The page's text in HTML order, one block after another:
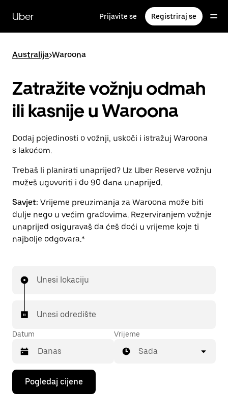
glavni
sadržaj
Uber Prijavite se Registriraj se
Australija>Waroona
Zatražite vožnju odmah
ili kasnije u Waroona
Dodaj pojedinosti o vožnji, uskoči i istražuj Waroona
s lakoćom.
Trebaš li planirati unaprijed? Uz Uber Reserve vožnju
možeš ugovoriti i do 90 dana unaprijed.
Savjet: Vrijeme preuzimanja za Waroona može biti
dulje nego u većim gradovima. Rezerviranjem vožnje
unaprijed osiguravaš da ćeš doći u vrijeme koje ti
najbolje odgovara.*
Unesi lokaciju
Unesi odredište
Datum
Pritisni
tipku
sa
Vrijeme
Sada
Pogledaj cijene